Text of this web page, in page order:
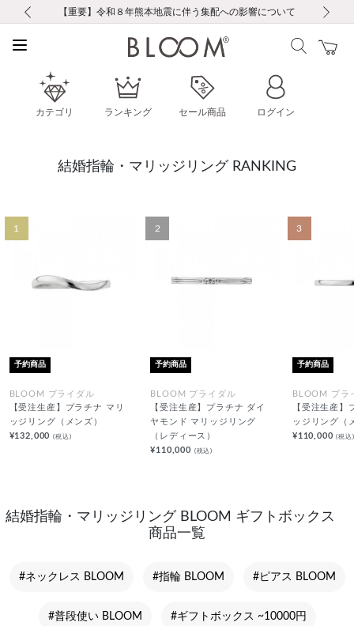
会員限定！レビュー投稿で100ポイントプレゼント
【重要】夏季休業の営業についてのご案内
【重要】令和８年熊本地震に伴う集配への影響について
【重要】ギフトラッピング料金改定および仕様変更のお知らせ
税込5,500円以上で送料無料｜最短24時間以内に発送
新規会員登録で1000ポイントプレゼント！
新規LINE友だち登録で500円クーポンプレゼント
会員限定！レビュー投稿で100ポイントプレゼント
【重要】夏季休業の営業についてのご案内
カテゴリ ランキング セール商品 ログイン
結婚指輪・マリッジリング RANKING
1
予約商品
BLOOM ブライダル
【受注生産】プラチナ マリ
ッジリング（メンズ）
¥132,000(税込)
2
予約商品
BLOOM ブライダル
【受注生産】プラチナ ダイ
ヤモンド マリッジリング
（レディース）
¥110,000 (税込)
3
予約商品
BLOOM ブラ
【受注生産】
ッジリング（
¥110,000(税込)
結婚指輪・マリッジリング BLOOM ギフトボックス
商品一覧
#ネックレス BLOOM #指輪 BLOOM #ピアス BLOOM
#普段使い BLOOM #ギフトボックス ~10000円